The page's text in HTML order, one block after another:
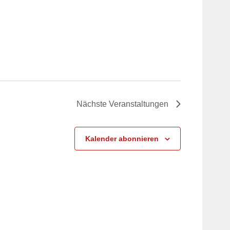
NächsteVeranstaltungen
Kalender abonnieren